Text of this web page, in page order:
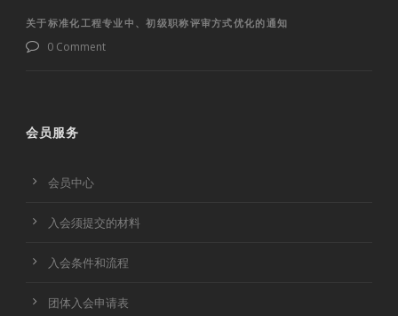
关于标准化工程专业中、初级职称评审方式优化的通知
0 Comment
会员服务
会员中心
入会须提交的材料
入会条件和流程
团体入会申请表